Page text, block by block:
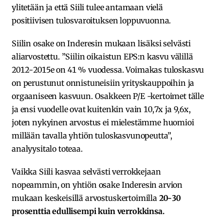
ylitetään ja että Siili tulee antamaan vielä
positiivisen tulosvaroituksen loppuvuonna.
Siilin osake on Inderesin mukaan lisäksi selvästi
aliarvostettu. ”Siilin oikaistun EPS:n kasvu välillä
2012-2015e on 41 % vuodessa. Voimakas tuloskasvu
on perustunut onnistuneisiin yrityskauppoihin ja
orgaaniseen kasvuun. Osakkeen P/E -kertoimet tälle
ja ensi vuodelle ovat kuitenkin vain 10,7x ja 9,6x,
joten nykyinen arvostus ei mielestämme huomioi
millään tavalla yhtiön tuloskasvunopeutta”,
analyysitalo toteaa.
Vaikka Siili kasvaa selvästi verrokkejaan
nopeammin, on yhtiön osake Inderesin arvion
mukaan keskeisillä arvostuskertoimilla 20-30
prosenttia edullisempi kuin verrokkinsa.